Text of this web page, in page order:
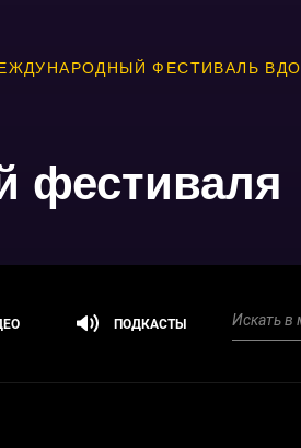
ФЕСТИВАЛЬ
фестиваля
ПОДКАСТЫ